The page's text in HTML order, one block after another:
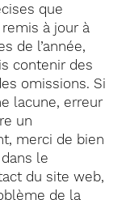
que
à jour à
de l’année,
contenir des
omissions. Si
lacune, erreur
un
merci de bien
le
du site web,
de la